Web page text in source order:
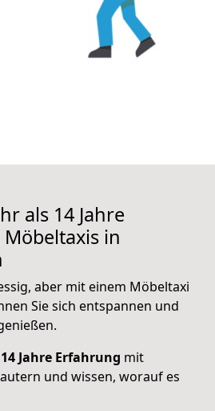
als 14 Jahre
in
aber mit einem Möbeltaxi
Sie sich entspannen und
Jahre Erfahrung mit
und wissen, worauf es